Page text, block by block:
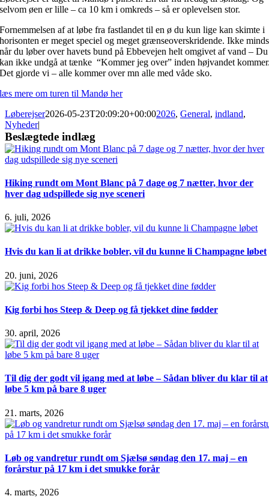
selvom øen er lille – ca 10 km i omkreds – så er oplevelsen stor.
Fornemmelsen af at løbe fra fastlandet til en ø du kun lige kan skimte i
horisonten er meget speciel og meget grænseoverskridende. Ikke
når du løber over havets bund på Ebbevejen helt omgivet af vand – Du
kan ikke undgå at tænke “Kommer jeg over” inden højvandet
Det gjorde vi – alle kommer over mn alle med våde sko.
læs mere om turen til Mandø her
Løberejser2026-05-23T20:09:20+00:002026, General, indland,
Nyheder|
Beslægtede indlæg
Hiking rundt om Mont Blanc på 7 dage og 7 nætter, hvor der
hver dag udspillede sig nye sceneri
6. juli, 2026
Hvis du kan li at drikke bobler, vil du kunne li Champagne løbet
20. juni, 2026
Kig forbi hos Steep & Deep og få tjekket dine fødder
30. april, 2026
Til dig der godt vil igang med at løbe – Sådan bliver du klar til at
løbe 5 km på bare 8 uger
21. marts, 2026
Løb og vandretur rundt om Sjælsø søndag den 17. maj – en
forårstur på 17 km i det smukke forår
4. marts, 2026